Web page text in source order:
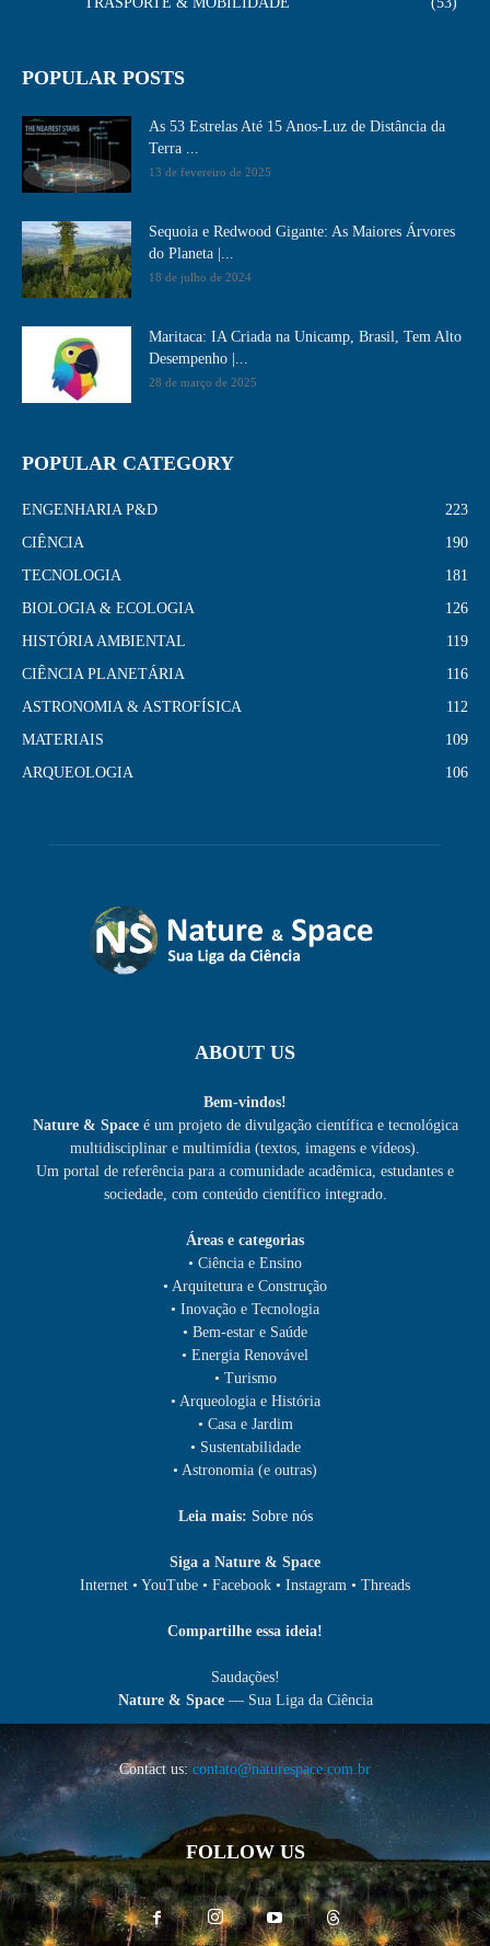
POPULAR POSTS
As 53 Estrelas Até 15 Anos-Luz de Distância da
Terra ...
13 de fevereiro de 2025
Sequoia e Redwood Gigante: As Maiores Árvores
do Planeta |...
18 de julho de 2024
Maritaca: IA Criada na Unicamp, Brasil, Tem Alto
Desempenho​ |...
28 de março de 2025
POPULAR CATEGORY
ENGENHARIA P&D
223
CIÊNCIA
190
TECNOLOGIA
181
BIOLOGIA & ECOLOGIA
126
HISTÓRIA AMBIENTAL
119
CIÊNCIA PLANETÁRIA
116
ASTRONOMIA & ASTROFÍSICA
112
MATERIAIS
109
ARQUEOLOGIA
106
ABOUT US
Bem-vindos!
Nature & Spaceé um projeto de divulgação científica e tecnológica
multidisciplinar e multimídia (textos, imagens e vídeos).
Um portal de referência para a comunidade acadêmica, estudantes e
sociedade, com conteúdo científico integrado.
Áreas e categorias
• Ciência e Ensino
• Arquitetura e Construção
• Inovação e Tecnologia
• Bem-estar e Saúde
• Energia Renovável
• Turismo
• Arqueologia e História
• Casa e Jardim
• Sustentabilidade
• Astronomia (e outras)
Leia mais: Sobre nós
Siga a Nature & Space
Internet • YouTube • Facebook • Instagram • Threads
Compartilhe essa ideia!
Saudações!
Nature & Space— Sua Liga da Ciência
Contact us:contato@naturespace.com.br
FOLLOW US